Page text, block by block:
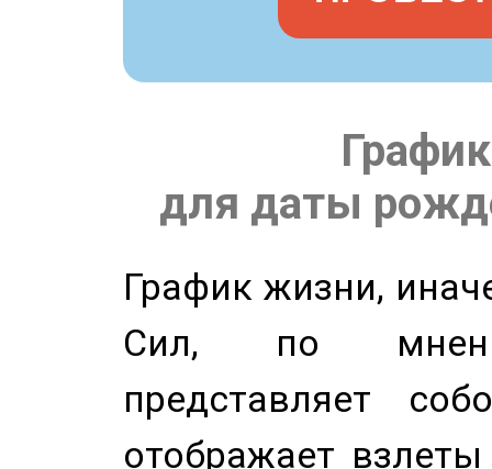
для даты
График жизни,
Сил, по
представляет
отображает